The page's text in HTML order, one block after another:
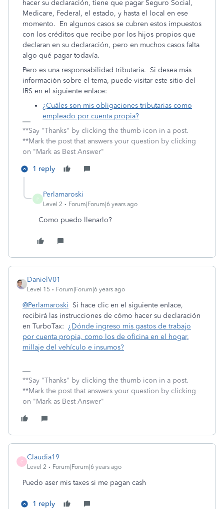
hacer su declaración, tiene que pagar Seguro Social,
Medicare, Federal, el estado, y hasta el local en ese
momento. En algunos casos se cubren estos impuestos
con los créditos que recibe por los hijos propios que
declaran en su declaración, pero en muchos casos falta
algo qué pagar todavía.
Pero es una responsabilidad tributaria. Si desea más
información sobre el tema, puede visitar este sitio del
IRS en el siguiente enlace:
¿Cuáles son mis obligaciones tributarias como
empleado por cuenta propia?
**Say "Thanks" by clicking the thumb icon in a post.
**Mark the post that answers your question by clicking
on "Mark as Best Answer"
1 reply
P
Perlamaroski
Level 2 Forum|Forum|6 years ago
Como puedo llenarlo?
DanielV01
Level 15 Forum|Forum|6 years ago
@Perlamaroski Si hace clic en el siguiente enlace,
recibirá las instrucciones de cómo hacer su declaración
en TurboTax: ¿Dónde ingreso mis gastos de trabajo
por cuenta propia, como los de oficina en el hogar,
millaje del vehículo e insumos?
**Say "Thanks" by clicking the thumb icon in a post.
**Mark the post that answers your question by clicking
on "Mark as Best Answer"
C
Claudia19
Level 2 Forum|Forum|6 years ago
Puedo aser mis taxes si me pagan cash
1 reply